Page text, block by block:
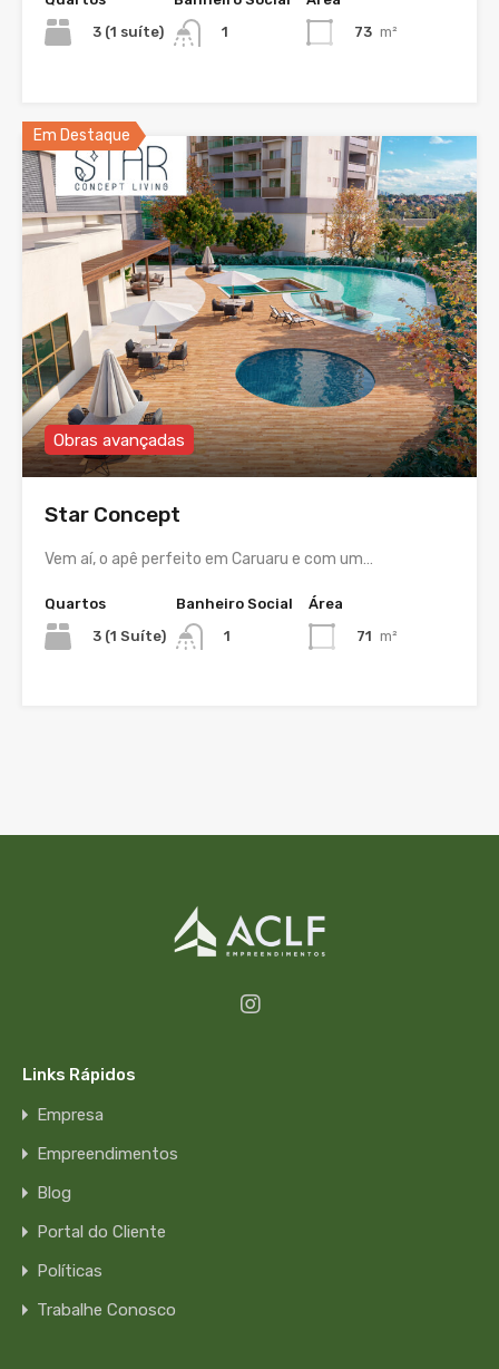
3 (1 suíte)
1
73 m²
Em Destaque
Obras avançadas
Star Concept
Vem aí, o apê perfeito em Caruaru e com um…
Quartos
3 (1 Suíte)
Banheiro Social
1
Área
71 m²
Links Rápidos
Empresa
Empreendimentos
Blog
Portal do Cliente
Políticas
Trabalhe Conosco